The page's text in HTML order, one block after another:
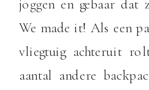
joggen en gebaar dat
We made it! Als een
vliegtuig achteruit
aantal andere